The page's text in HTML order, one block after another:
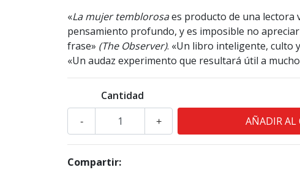
«La mujer temblorosaes producto de una lectora
pensamiento profundo, y es imposible no apreciar
frase» (The Observer). «Un libro inteligente, culto
«Un audaz experimento que resultará útil a
Cantidad
+
-
Compartir: